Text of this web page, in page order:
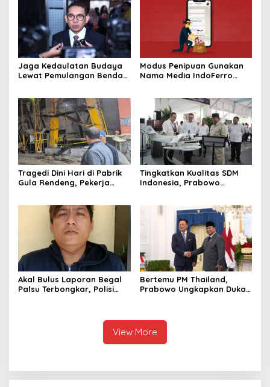
Jaga Kedaulatan Budaya
Lewat Pemulangan Benda
Modus Penipuan Gunakan
Nama Media IndoFerro
Tragedi Dini Hari di Pabrik
Gula Rendeng, Pekerja
Tingkatkan Kualitas SDM
Indonesia, Prabowo
Terbaik Dunia
Akal Bulus Laporan Begal
Palsu Terbongkar, Polisi
Bertemu PM Thailand,
Prabowo Ungkapkan Duka
View More